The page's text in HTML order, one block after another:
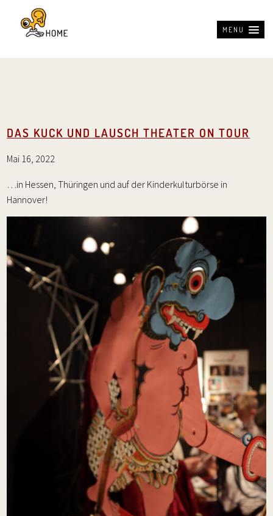
MENU
DAS KUCK UND LAUSCH THEATER ON TOUR
Mai 16, 2022
…in Hessen, Thüringen und auf der Kinderkulturbörse in
Hannover!